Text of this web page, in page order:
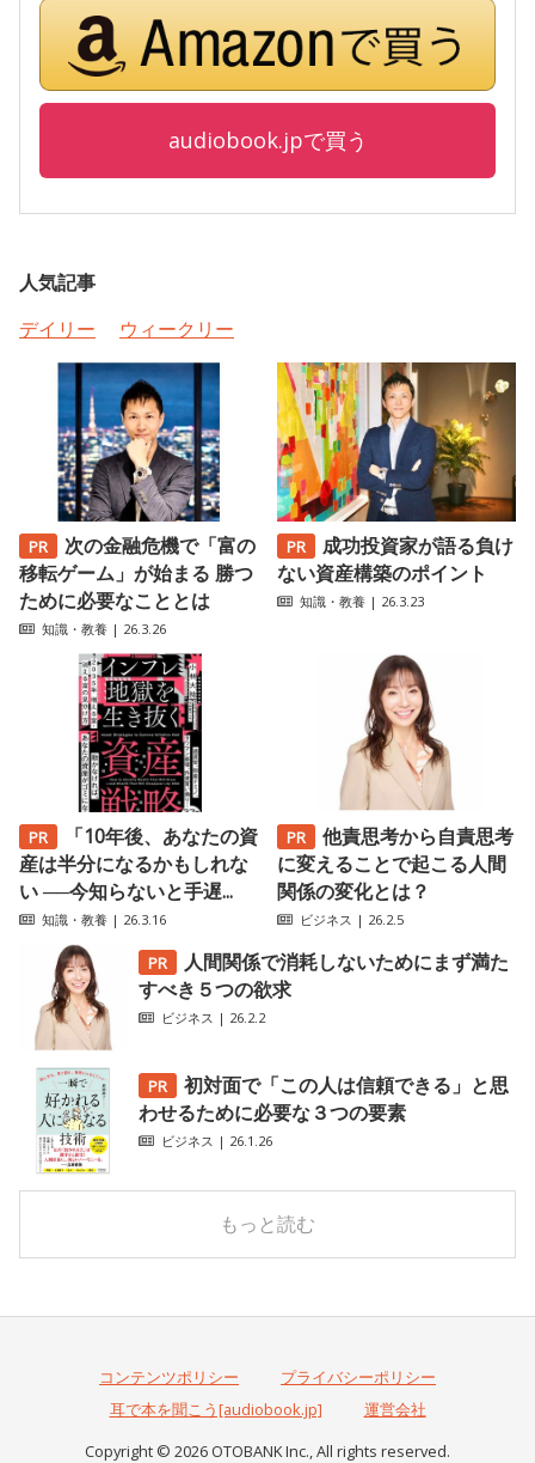
audiobook.jpで買う
人気記事
デイリー
ウィークリー
次の金融危機で「富の
移転ゲーム」が始まる 勝つ
ために必要なこととは
知識・教養 | 26.3.26
成功投資家が語る負け
ない資産構築のポイント
知識・教養 | 26.3.23
「10年後、あなたの資
産は半分になるかもしれな
い ──今知らないと手遅...
知識・教養 | 26.3.16
他責思考から自責思考
に変えることで起こる人間
関係の変化とは？
ビジネス | 26.2.5
人間関係で消耗しないためにまず満た
すべき５つの欲求
ビジネス | 26.2.2
初対面で「この人は信頼できる」と思
わせるために必要な３つの要素
ビジネス | 26.1.26
もっと読む
コンテンツポリシー
プライバシーポリシー
耳で本を聞こう[audiobook.jp]
運営会社
Copyright © 2026 OTOBANK Inc., All rights reserved.